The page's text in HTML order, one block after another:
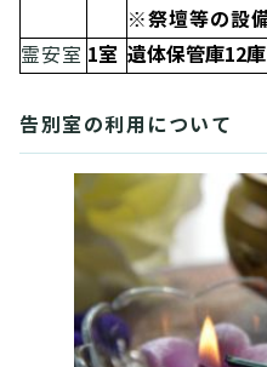
※祭壇等の設
霊安室 1室 遺体保管庫12庫
告別室の利用について